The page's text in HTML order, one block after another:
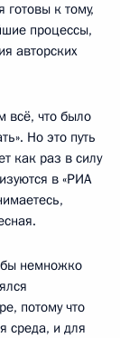
готовы к тому,
процессы,
авторских
всё, что было
Но это путь
как раз в силу
в «РИА
бы немножко
потому что
среда, и для